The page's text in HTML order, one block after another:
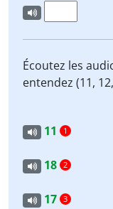
Écoutez les
entendez (11,
11 1
18 2
17 3